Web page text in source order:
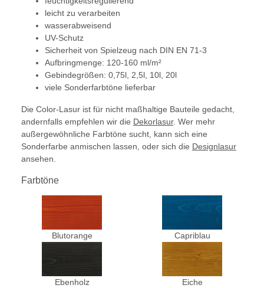
leicht zu verarbeiten
wasserabweisend
UV-Schutz
Sicherheit von Spielzeug nach DIN EN 71-3
Aufbringmenge: 120-160 ml/m²
Gebindegrößen: 0,75l, 2,5l, 10l, 20l
viele Sonderfarbtöne lieferbar
Die Color-Lasur ist für nicht maßhaltige Bauteile gedacht,
andernfalls empfehlen wir die Dekorlasur. Wer mehr
außergewöhnliche Farbtöne sucht, kann sich eine
Sonderfarbe anmischen lassen, oder sich die Designlasur
ansehen.
Farbtöne
Blutorange Capriblau
Ebenholz Eiche